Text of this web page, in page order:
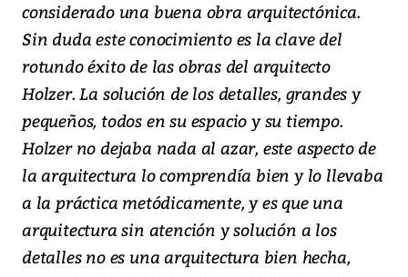
considerado una buena obra arquitectónica.
Sin duda este conocimiento es la clave del
rotundo éxito de las obras del arquitecto
Holzer. La solución de los detalles, grandes y
pequeños, todos en su espacio y su tiempo.
Holzer no dejaba nada al azar, este aspecto de
la arquitectura lo comprendía bien y lo llevaba
a la práctica metódicamente, y es que una
arquitectura sin atención y solución a los
detalles no es una arquitectura bien hecha,